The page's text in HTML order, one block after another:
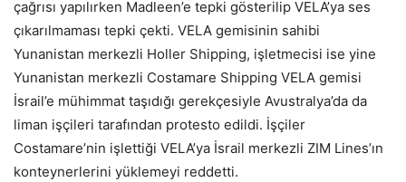
çağrısı yapılırken Madleen’e tepki gösterilip VELA’ya ses
çıkarılmaması tepki çekti. VELA gemisinin sahibi
Yunanistan merkezli Holler Shipping, işletmecisi ise yine
Yunanistan merkezli Costamare Shipping VELA gemisi
İsrail’e mühimmat taşıdığı gerekçesiyle Avustralya’da da
liman işçileri tarafından protesto edildi. İşçiler
Costamare’nin işlettiği VELA’ya İsrail merkezli ZIM Lines’ın
konteynerlerini yüklemeyi reddetti.